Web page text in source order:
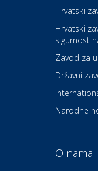
Dental
Dom i
Euro-
Odmor
Hrvatski
Hrvatski
sigurnost
Zavod za
Državni
Narodne
O nama